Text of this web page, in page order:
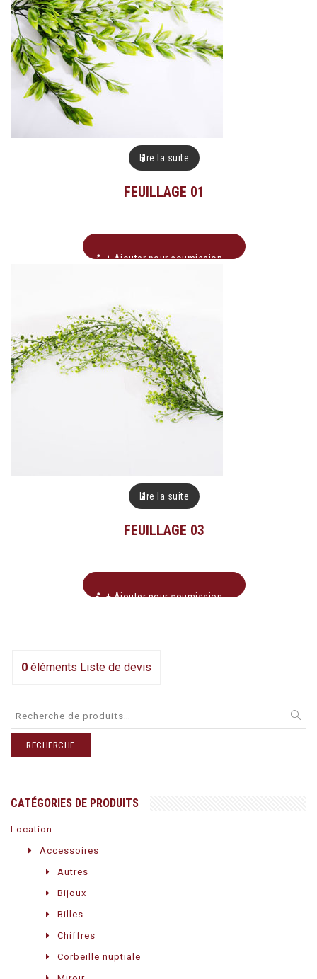
Lire la suite
FEUILLAGE 01
+ Ajouter pour soumission
Lire la suite
FEUILLAGE 03
+ Ajouter pour soumission
0 éléments Liste de devis
RECHERCHE
CATÉGORIES DE PRODUITS
Location
Accessoires
Autres
Bijoux
Billes
Chiffres
Corbeille nuptiale